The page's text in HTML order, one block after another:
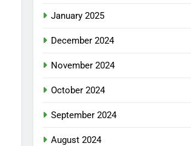
January 2025
December 2024
November 2024
October 2024
September 2024
August 2024